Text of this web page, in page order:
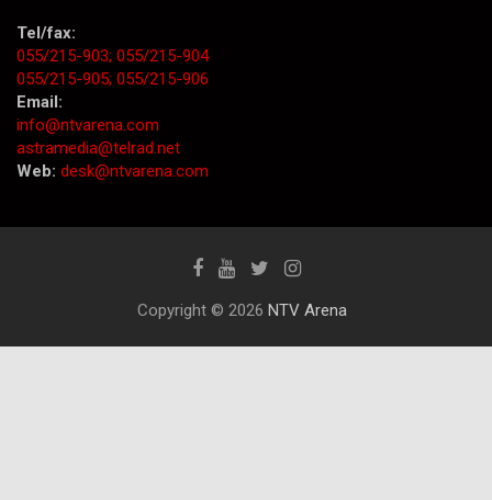
Tel/fax:
055/215-903; 055/215-904
055/215-905; 055/215-906
Email:
info@ntvarena.com
astramedia@telrad.net
Web: desk@ntvarena.com
Copyright © 2026 NTV Arena